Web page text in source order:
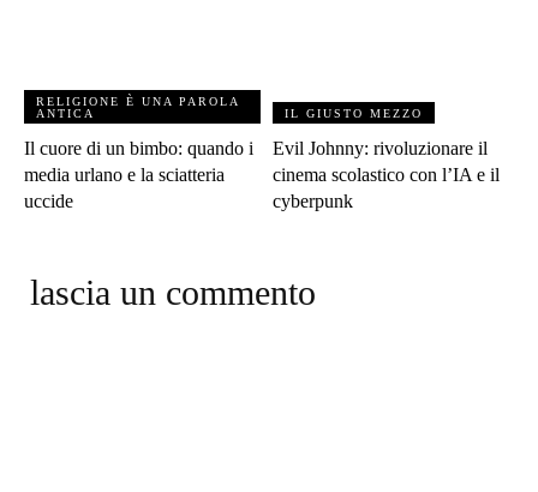
RELIGIONE È UNA PAROLA
ANTICA
Il cuore di un bimbo: quando i
media urlano e la sciatteria
uccide
IL GIUSTO MEZZO
Evil Johnny: rivoluzionare il
cinema scolastico con l’IA e il
cyberpunk
lascia un commento